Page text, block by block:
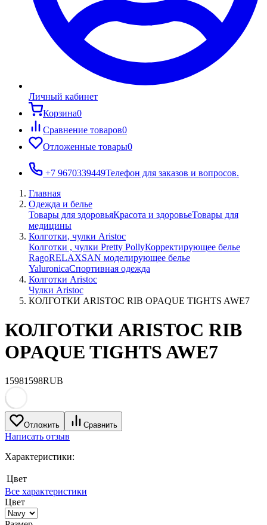
Личный кабинет
Корзина0
Сравнение товаров0
Отложенные товары0
+7 9670339449Телефон для заказов и вопросов.
Главная
Одежда и белье
Товары для здоровьяКрасота и здоровьеТовары для
медицины
Колготки, чулки Aristoc
Колготки , чулки Pretty PollyКорректирующее белье
RagoRELAXSAN моделирующее белье
YaluroniсaСпортивная одежда
Колготки Aristoc
Чулки Aristoc
КОЛГОТКИ ARISTOC RIB OPAQUE TIGHTS AWE7
КОЛГОТКИ ARISTOC RIB
OPAQUE TIGHTS AWE7
15981598RUB
Отложить Сравнить
Написать отзыв
Характеристики:
Цвет
Все характеристики
Цвет